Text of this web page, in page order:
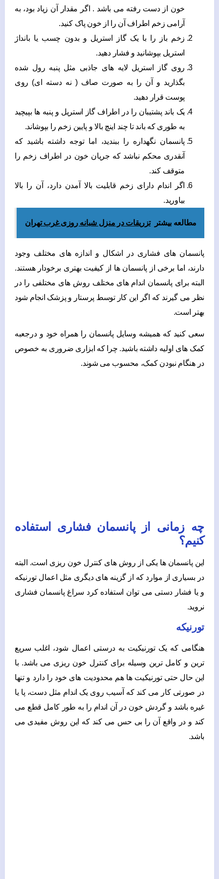
خون از دست رفته می باشد . اگر مقدار آن زیاد بود، به
آرامی زخم اطراف آن را از خون پاک کنید.
زخم باز را با یک گاز استریل و بدون چسب یا بانداژ
استریل بپوشانید و فشار دهید.
روی گاز استریل لایه های جاذبی مثل پنبه رول شده
بگذارید و آن را به صورت صاف ( نه دسته ای) روی
پوست قرار دهید.
یک باند پشتیبان را در اطراف گاز استریل و پنبه ها بپیچید
به طوری که باند تا چند اینچ بالا و پایین زخم را بپوشاند.
پانسمان نگهداره را ببندید، اما توجه داشته باشید که
آنقدری محکم نباشد که جریان خون در اطراف زخم را
متوقف کند.
اگر اندام دارای زخم قابلیت بالا آمدن دارد، آن را بالا
بیاورید.
مطالعه بیشتر تزریقات در منزل شبانه‌ روزی غرب تهران
پانسمان های فشاری در اشکال و اندازه های مختلف وجود
دارند، اما برخی از پانسمان ها از کیفیت بهتری برخودار هستند.
البته برای پانسمان اندام های مختلف روش های مختلفی را در
نظر می گیرند که اگر این کار توسط پرستار و پزشک انجام شود
بهتر است.
سعی کنید که همیشه وسایل پانسمان را همراه خود و درجعبه
کمک های اولیه داشته باشید. چرا که ابزاری ضروری به خصوص
در هنگام نبودن کمک، محسوب می شوند.
چه زمانی از پانسمان فشاری استفاده
کنیم؟
این پانسمان ها یکی از روش های کنترل خون ریزی است. البته
در بسیاری از موارد که از گزینه های دیگری مثل اعمال تورنیکه
و یا فشار دستی می توان استفاده کرد سراغ پانسمان فشاری
نروید.
تورنیکه
هنگامی که یک تورنیکیت به درستی اعمال شود، اغلب سریع
ترین و کامل ترین وسیله برای کنترل خون ریزی می باشد. با
این حال حتی تورنیکیت ها هم محدودیت های خود را دارد و تنها
در صورتی کار می کند که آسیب روی یک اندام مثل دست، پا یا
غیره باشد و گردش خون در آن اندام را به طور کامل قطع می
کند و در واقع آن را بی حس می کند که این روش مفیدی می
باشد.